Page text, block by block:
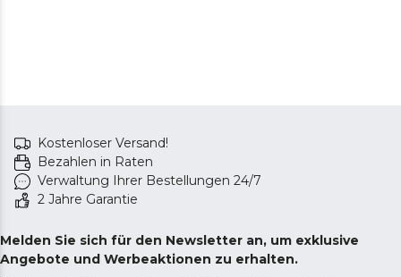
Kostenloser Versand!
Bezahlen in Raten
Verwaltung Ihrer Bestellungen 24/7
2 Jahre Garantie
Melden Sie sich für den Newsletter an, um exklusive
Angebote und Werbeaktionen zu erhalten.